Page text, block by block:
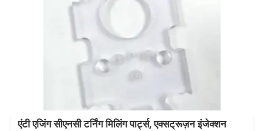
एंटी एजिंग सीएनसी टर्निंग मिलिंग पार्ट्स, एक्सट्रूज़न इंजेक्शन